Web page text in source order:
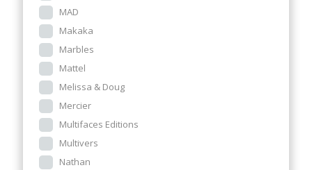
MAD
Makaka
Marbles
Mattel
Melissa & Doug
Mercier
Multifaces Editions
Multivers
Nathan